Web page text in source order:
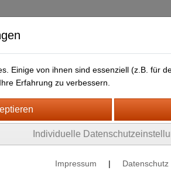
Bücher Newsletter
: Weg ins Weltall
Einige von ihnen sind essenziell (z.B. für
Erfahrung zu verbessern.
Individuelle
Impressum | Datenschutz